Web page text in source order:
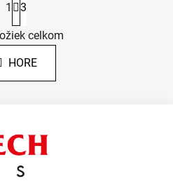
O
v
l
á
d
i
e
p
r
t
r
á
n
k
e
1 3
celkom
HORE